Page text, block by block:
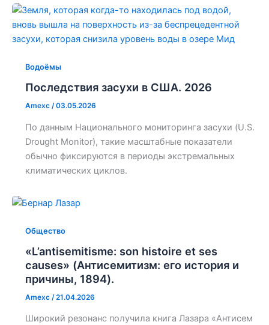
Водоёмы
Последствия засухи в США. 2026
Amexc /03.05.2026
По данным Национального мониторинга засухи (U.S.
Drought Monitor), такие масштабные показатели
обычно фиксируются в периоды экстремальных
климатических циклов.
Общество
«L’antisemitisme: son histoire et ses
causes» (Антисемитизм: его история и
причины, 1894).
Amexc /21.04.2026
Широкий резонанс получила книга Лазара «Антисем